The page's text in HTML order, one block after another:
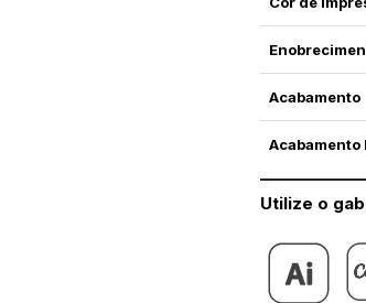
Acabamento
Acabamento
Utilize o